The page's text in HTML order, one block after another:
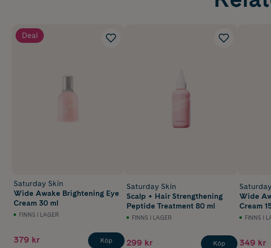
Deal
Saturday Skin
Wide Awake Brightening Eye
Cream 30 ml
FINNS I LAGER
379 kr Köp
Saturday Skin
Scalp + Hair Strengthening
Peptide Treatment 80 ml
FINNS I LAGER
299 kr Köp
Wide
Cream
FINNS I
349 kr